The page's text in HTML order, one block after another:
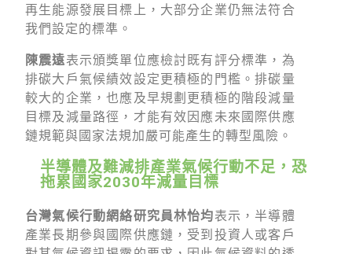
再生能源發展目標上，大部分企業仍無法符合
我們設定的標準。
陳震遠表示頒獎單位應檢討既有評分標準，為
排碳大戶氣候績效設定更積極的門檻。排碳量
較大的企業，也應及早規劃更積極的階段減量
目標及減量路徑，才能有效因應未來國際供應
鏈規範與國家法規加嚴可能產生的轉型風險。
半導體及難減排產業氣候行動不足，恐
拖累國家2030年減量目標
台灣氣候行動網絡研究員林怡均表示，半導體
產業長期參與國際供應鏈，受到投資人或客戶